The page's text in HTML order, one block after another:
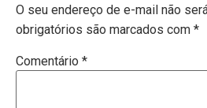
O seu endereço de e-mail não
obrigatórios são marcados com *
Comentário *